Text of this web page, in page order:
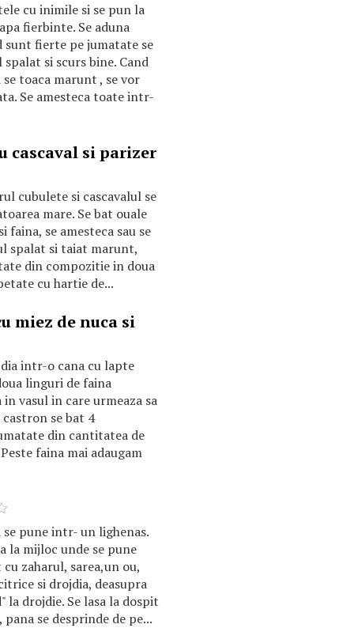
cu inimile si se pun la
fierbinte. Se aduna
sunt fierte pe jumatate se
si scurs bine. Cand
toaca marunt , se vor
Se amesteca toate intr-
cascaval si parizer
cubulete si cascavalul se
mare. Se bat ouale
faina, se amesteca sau se
spalat si taiat marunt,
din compozitie in doua
cu hartie de...
miez de nuca si
intr-o cana cu lapte
linguri de faina
vasul in care urmeaza sa
se bat 4
din cantitatea de
faina mai adaugam
pune intr- un lighenas.
la mijloc unde se pune
zaharul, sarea,un ou,
si drojdia, deasupra
la drojdie. Se lasa la dospit
se desprinde de pe...